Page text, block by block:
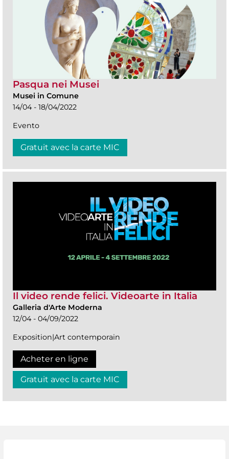
Pasqua nei Musei
Musei in Comune
14/04 - 18/04/2022
Evento
Gratuit avec la carte MIC
Il video rende felici. Videoarte in Italia
Galleria d'Arte Moderna
12/04 - 04/09/2022
Exposition|Art contemporain
Acheter en ligne
Gratuit avec la carte MIC